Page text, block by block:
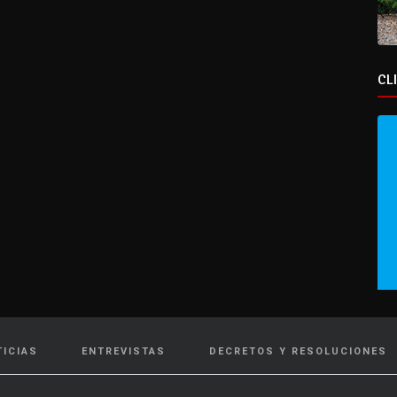
ENTREVISTAS DECRETOS Y RESOLUCIONES